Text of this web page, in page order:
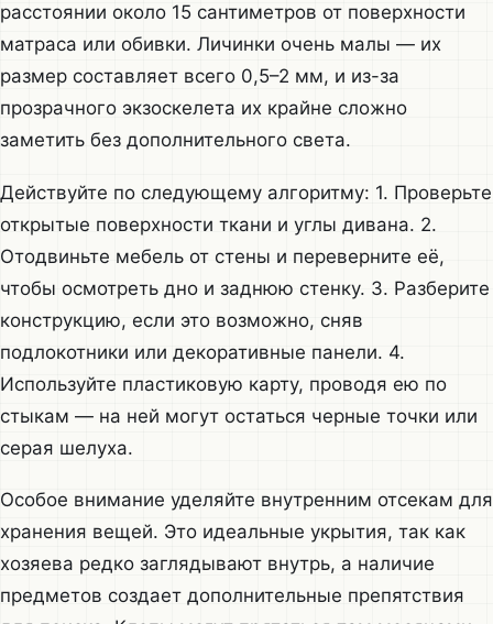
расстоянии около 15 сантиметров от поверхности
матраса или обивки. Личинки очень малы — их
размер составляет всего 0,5–2 мм, и из-за
прозрачного экзоскелета их крайне сложно
заметить без дополнительного света.
Действуйте по следующему алгоритму: 1. Проверьте
открытые поверхности ткани и углы дивана. 2.
Отодвиньте мебель от стены и переверните её,
чтобы осмотреть дно и заднюю стенку. 3. Разберите
конструкцию, если это возможно, сняв
подлокотники или декоративные панели. 4.
Используйте пластиковую карту, проводя ею по
стыкам — на ней могут остаться черные точки или
серая шелуха.
Особое внимание уделяйте внутренним отсекам для
хранения вещей. Это идеальные укрытия, так как
хозяева редко заглядывают внутрь, а наличие
предметов создает дополнительные препятствия